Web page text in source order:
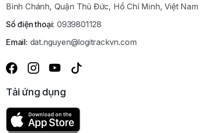
Bình Chánh, Quận Thủ Đức, Hồ Chí Minh, Việt Nam
Số điện thoại: 0939801128
Email: dat.nguyen@logitrackvn.com
Tải ứng dụng